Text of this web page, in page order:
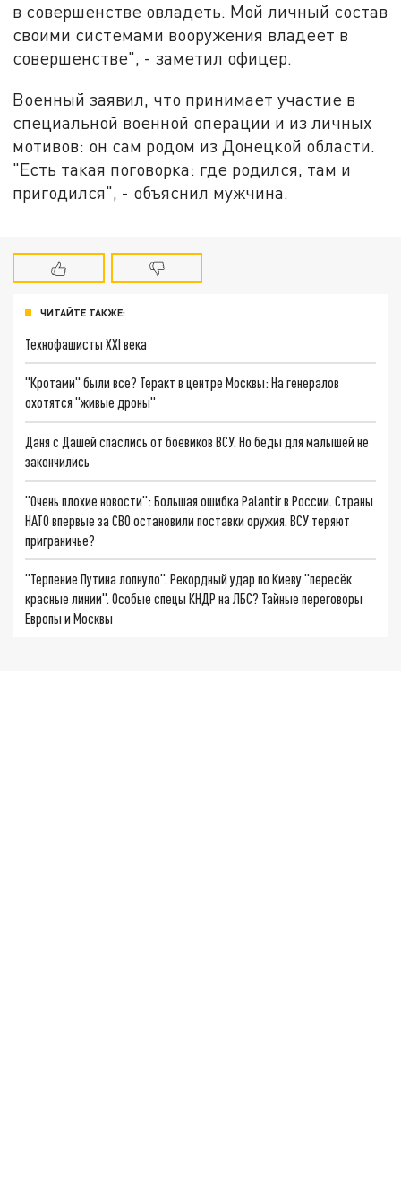
в совершенстве овладеть. Мой личный состав
своими системами вооружения владеет в
совершенстве", - заметил офицер.
Военный заявил, что принимает участие в
специальной военной операции и из личных
мотивов: он сам родом из Донецкой области.
"Есть такая поговорка: где родился, там и
пригодился", - объяснил мужчина.
ЧИТАЙТЕ ТАКЖЕ:
Технофашисты XXI века
"Кротами" были все? Теракт в центре Москвы: На генералов
охотятся "живые дроны"
Даня с Дашей спаслись от боевиков ВСУ. Но беды для малышей не
закончились
"Очень плохие новости": Большая ошибка Palantir в России. Страны
НАТО впервые за СВО остановили поставки оружия. ВСУ теряют
приграничье?
"Терпение Путина лопнуло". Рекордный удар по Киеву "пересёк
красные линии". Особые спецы КНДР на ЛБС? Тайные переговоры
Европы и Москвы